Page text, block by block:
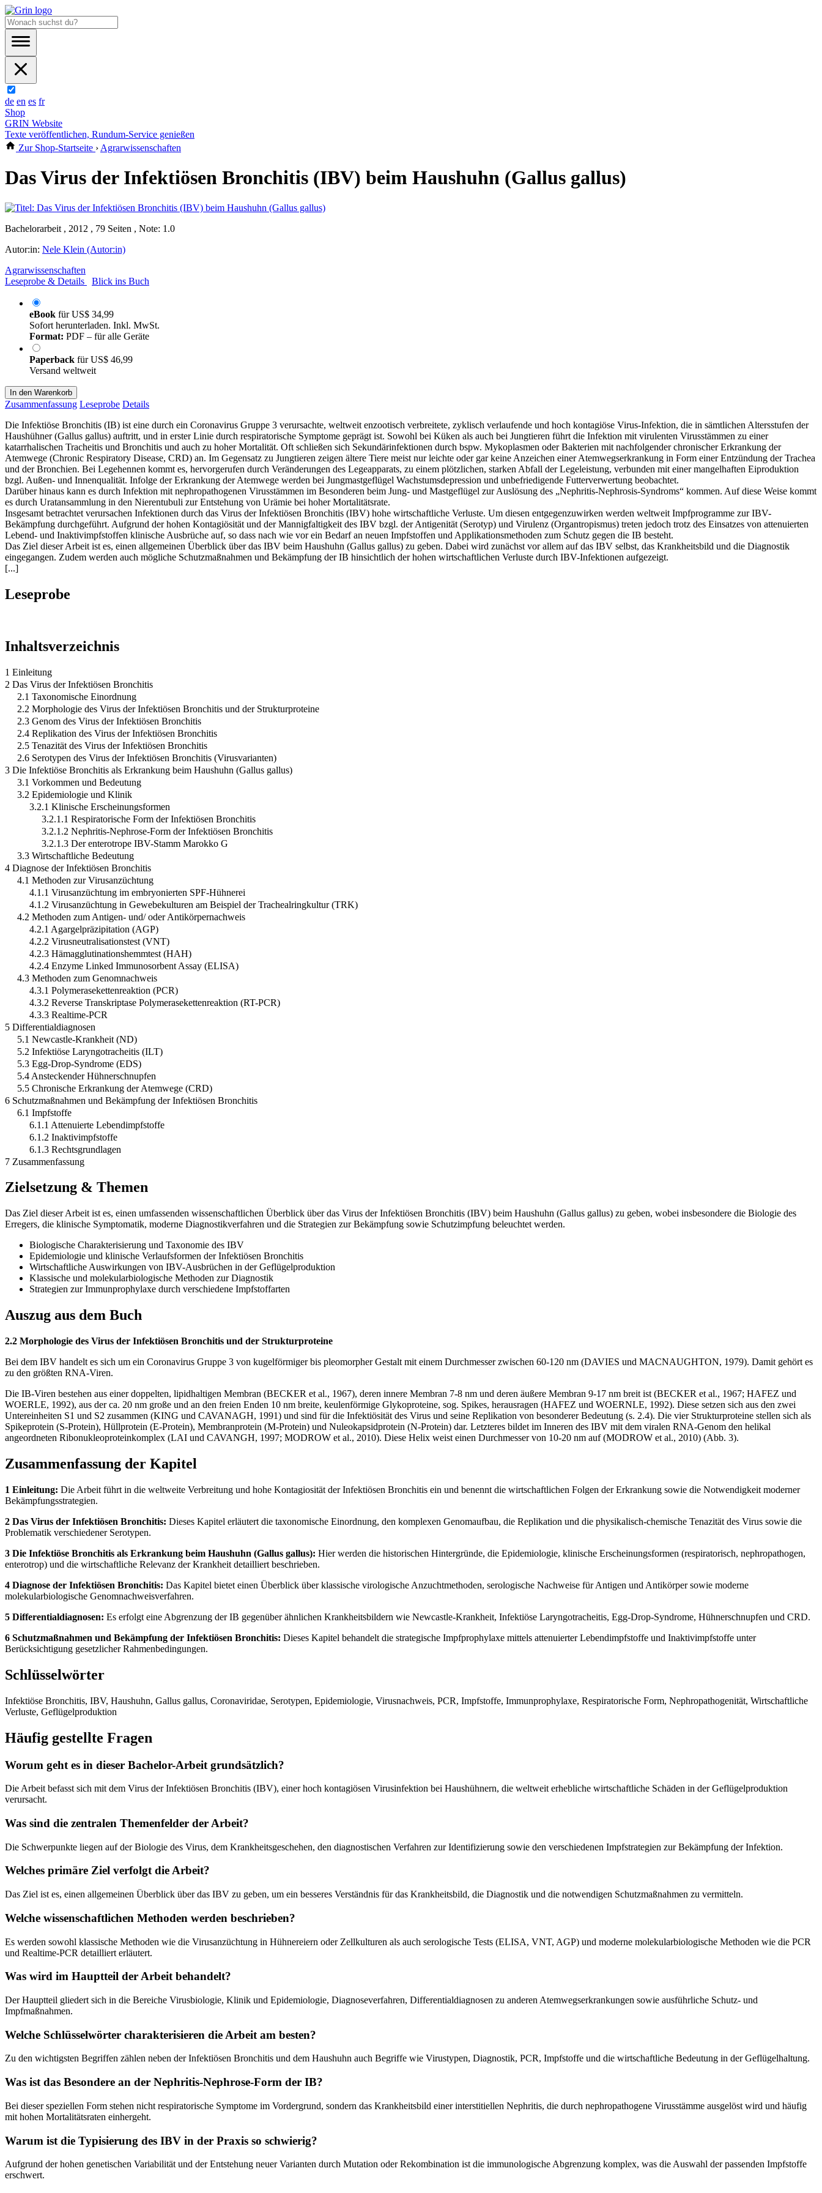
de en es fr
Shop
GRIN Website
Texte veröffentlichen, Rundum-Service genießen
Zur Shop-Startseite › Agrarwissenschaften
Das Virus der Infektiösen Bronchitis (IBV) beim Haushuhn (Gallus gallus)
Bachelorarbeit , 2012 , 79 Seiten , Note: 1.0
Autor:in: Nele Klein (Autor:in)
Agrarwissenschaften
Leseprobe & Details
Blick ins Buch
eBook fürUS$ 34,99
Sofort herunterladen. Inkl. MwSt.
Format: PDF – für alle Geräte
Paperback fürUS$ 46,99
Versand weltweit
In den Warenkorb
Zusammenfassung Leseprobe Details
Die Infektiöse Bronchitis (IB) ist eine durch ein Coronavirus Gruppe 3 verursachte, weltweit enzootisch verbreitete, zyklisch verlaufende und hoch kontagiöse Virus-Infektion, die in sämtlichen Altersstufen der
Haushühner (Gallus gallus) auftritt, und in erster Linie durch respiratorische Symptome geprägt ist. Sowohl bei Küken als auch bei Jungtieren führt die Infektion mit virulenten Virusstämmen zu einer
katarrhalischen Tracheitis und Bronchitis und auch zu hoher Mortalität. Oft schließen sich Sekundärinfektionen durch bspw. Mykoplasmen oder Bakterien mit nachfolgender chronischer Erkrankung der
Atemwege (Chronic Respiratory Disease, CRD) an. Im Gegensatz zu Jungtieren zeigen ältere Tiere meist nur leichte oder gar keine Anzeichen einer Atemwegserkrankung in Form einer Entzündung der Trachea
und der Bronchien. Bei Legehennen kommt es, hervorgerufen durch Veränderungen des Legeapparats, zu einem plötzlichen, starken Abfall der Legeleistung, verbunden mit einer mangelhaften Eiproduktion
bzgl. Außen- und Innenqualität. Infolge der Erkrankung der Atemwege werden bei Jungmastgeflügel Wachstumsdepression und unbefriedigende Futterverwertung beobachtet.
Darüber hinaus kann es durch Infektion mit nephropathogenen Virusstämmen im Besonderen beim Jung- und Mastgeflügel zur Auslösung des „Nephritis-Nephrosis-Syndroms“ kommen. Auf diese Weise kommt
es durch Uratansammlung in den Nierentubuli zur Entstehung von Urämie bei hoher Mortalitätsrate.
Insgesamt betrachtet verursachen Infektionen durch das Virus der Infektiösen Bronchitis (IBV) hohe wirtschaftliche Verluste. Um diesen entgegenzuwirken werden weltweit Impfprogramme zur IBV-
Bekämpfung durchgeführt. Aufgrund der hohen Kontagiösität und der Mannigfaltigkeit des IBV bzgl. der Antigenität (Serotyp) und Virulenz (Organtropismus) treten jedoch trotz des Einsatzes von attenuierten
Lebend- und Inaktivimpfstoffen klinische Ausbrüche auf, so dass nach wie vor ein Bedarf an neuen Impfstoffen und Applikationsmethoden zum Schutz gegen die IB besteht.
Das Ziel dieser Arbeit ist es, einen allgemeinen Überblick über das IBV beim Haushuhn (Gallus gallus) zu geben. Dabei wird zunächst vor allem auf das IBV selbst, das Krankheitsbild und die Diagnostik
eingegangen. Zudem werden auch mögliche Schutzmaßnahmen und Bekämpfung der IB hinsichtlich der hohen wirtschaftlichen Verluste durch IBV-Infektionen aufgezeigt.
[...]
Leseprobe
Inhaltsverzeichnis
1 Einleitung
2 Das Virus der Infektiösen Bronchitis
2.1 Taxonomische Einordnung
2.2 Morphologie des Virus der Infektiösen Bronchitis und der Strukturproteine
2.3 Genom des Virus der Infektiösen Bronchitis
2.4 Replikation des Virus der Infektiösen Bronchitis
2.5 Tenazität des Virus der Infektiösen Bronchitis
2.6 Serotypen des Virus der Infektiösen Bronchitis (Virusvarianten)
3 Die Infektiöse Bronchitis als Erkrankung beim Haushuhn (Gallus gallus)
3.1 Vorkommen und Bedeutung
3.2 Epidemiologie und Klinik
3.2.1 Klinische Erscheinungsformen
3.2.1.1 Respiratorische Form der Infektiösen Bronchitis
3.2.1.2 Nephritis-Nephrose-Form der Infektiösen Bronchitis
3.2.1.3 Der enterotrope IBV-Stamm Marokko G
3.3 Wirtschaftliche Bedeutung
4 Diagnose der Infektiösen Bronchitis
4.1 Methoden zur Virusanzüchtung
4.1.1 Virusanzüchtung im embryonierten SPF-Hühnerei
4.1.2 Virusanzüchtung in Gewebekulturen am Beispiel der Trachealringkultur (TRK)
4.2 Methoden zum Antigen- und/ oder Antikörpernachweis
4.2.1 Agargelpräzipitation (AGP)
4.2.2 Virusneutralisationstest (VNT)
4.2.3 Hämagglutinationshemmtest (HAH)
4.2.4 Enzyme Linked Immunosorbent Assay (ELISA)
4.3 Methoden zum Genomnachweis
4.3.1 Polymerasekettenreaktion (PCR)
4.3.2 Reverse Transkriptase Polymerasekettenreaktion (RT-PCR)
4.3.3 Realtime-PCR
5 Differentialdiagnosen
5.1 Newcastle-Krankheit (ND)
5.2 Infektiöse Laryngotracheitis (ILT)
5.3 Egg-Drop-Syndrome (EDS)
5.4 Ansteckender Hühnerschnupfen
5.5 Chronische Erkrankung der Atemwege (CRD)
6 Schutzmaßnahmen und Bekämpfung der Infektiösen Bronchitis
6.1 Impfstoffe
6.1.1 Attenuierte Lebendimpfstoffe
6.1.2 Inaktivimpfstoffe
6.1.3 Rechtsgrundlagen
7 Zusammenfassung
Zielsetzung & Themen
Das Ziel dieser Arbeit ist es, einen umfassenden wissenschaftlichen Überblick über das Virus der Infektiösen Bronchitis (IBV) beim Haushuhn (Gallus gallus) zu geben, wobei insbesondere die Biologie des
Erregers, die klinische Symptomatik, moderne Diagnostikverfahren und die Strategien zur Bekämpfung sowie Schutzimpfung beleuchtet werden.
Biologische Charakterisierung und Taxonomie des IBV
Epidemiologie und klinische Verlaufsformen der Infektiösen Bronchitis
Wirtschaftliche Auswirkungen von IBV-Ausbrüchen in der Geflügelproduktion
Klassische und molekularbiologische Methoden zur Diagnostik
Strategien zur Immunprophylaxe durch verschiedene Impfstoffarten
Auszug aus dem Buch
2.2 Morphologie des Virus der Infektiösen Bronchitis und der Strukturproteine
Bei dem IBV handelt es sich um ein Coronavirus Gruppe 3 von kugelförmiger bis pleomorpher Gestalt mit einem Durchmesser zwischen 60-120 nm (DAVIES und MACNAUGHTON, 1979). Damit gehört es
zu den größten RNA-Viren.
Die IB-Viren bestehen aus einer doppelten, lipidhaltigen Membran (BECKER et al., 1967), deren innere Membran 7-8 nm und deren äußere Membran 9-17 nm breit ist (BECKER et al., 1967; HAFEZ und
WOERLE, 1992), aus der ca. 20 nm große und an den freien Enden 10 nm breite, keulenförmige Glykoproteine, sog. Spikes, herausragen (HAFEZ und WOERNLE, 1992). Diese setzen sich aus den zwei
Untereinheiten S1 und S2 zusammen (KING und CAVANAGH, 1991) und sind für die Infektiösität des Virus und seine Replikation von besonderer Bedeutung (s. 2.4). Die vier Strukturproteine stellen sich als
Spikeprotein (S-Protein), Hüllprotein (E-Protein), Membranprotein (M-Protein) und Nuleokapsidprotein (N-Protein) dar. Letzteres bildet im Inneren des IBV mit dem viralen RNA-Genom den helikal
angeordneten Ribonukleoproteinkomplex (LAI und CAVANGH, 1997; MODROW et al., 2010). Diese Helix weist einen Durchmesser von 10-20 nm auf (MODROW et al., 2010) (Abb. 3).
Zusammenfassung der Kapitel
1 Einleitung: Die Arbeit führt in die weltweite Verbreitung und hohe Kontagiosität der Infektiösen Bronchitis ein und benennt die wirtschaftlichen Folgen der Erkrankung sowie die Notwendigkeit moderner
Bekämpfungsstrategien.
2 Das Virus der Infektiösen Bronchitis: Dieses Kapitel erläutert die taxonomische Einordnung, den komplexen Genomaufbau, die Replikation und die physikalisch-chemische Tenazität des Virus sowie die
Problematik verschiedener Serotypen.
3 Die Infektiöse Bronchitis als Erkrankung beim Haushuhn (Gallus gallus): Hier werden die historischen Hintergründe, die Epidemiologie, klinische Erscheinungsformen (respiratorisch, nephropathogen,
enterotrop) und die wirtschaftliche Relevanz der Krankheit detailliert beschrieben.
4 Diagnose der Infektiösen Bronchitis: Das Kapitel bietet einen Überblick über klassische virologische Anzuchtmethoden, serologische Nachweise für Antigen und Antikörper sowie moderne
molekularbiologische Genomnachweisverfahren.
5 Differentialdiagnosen: Es erfolgt eine Abgrenzung der IB gegenüber ähnlichen Krankheitsbildern wie Newcastle-Krankheit, Infektiöse Laryngotracheitis, Egg-Drop-Syndrome, Hühnerschnupfen und CRD.
6 Schutzmaßnahmen und Bekämpfung der Infektiösen Bronchitis: Dieses Kapitel behandelt die strategische Impfprophylaxe mittels attenuierter Lebendimpfstoffe und Inaktivimpfstoffe unter
Berücksichtigung gesetzlicher Rahmenbedingungen.
Schlüsselwörter
Infektiöse Bronchitis, IBV, Haushuhn, Gallus gallus, Coronaviridae, Serotypen, Epidemiologie, Virusnachweis, PCR, Impfstoffe, Immunprophylaxe, Respiratorische Form, Nephropathogenität, Wirtschaftliche
Verluste, Geflügelproduktion
Häufig gestellte Fragen
Worum geht es in dieser Bachelor-Arbeit grundsätzlich?
Die Arbeit befasst sich mit dem Virus der Infektiösen Bronchitis (IBV), einer hoch kontagiösen Virusinfektion bei Haushühnern, die weltweit erhebliche wirtschaftliche Schäden in der Geflügelproduktion
verursacht.
Was sind die zentralen Themenfelder der Arbeit?
Die Schwerpunkte liegen auf der Biologie des Virus, dem Krankheitsgeschehen, den diagnostischen Verfahren zur Identifizierung sowie den verschiedenen Impfstrategien zur Bekämpfung der Infektion.
Welches primäre Ziel verfolgt die Arbeit?
Das Ziel ist es, einen allgemeinen Überblick über das IBV zu geben, um ein besseres Verständnis für das Krankheitsbild, die Diagnostik und die notwendigen Schutzmaßnahmen zu vermitteln.
Welche wissenschaftlichen Methoden werden beschrieben?
Es werden sowohl klassische Methoden wie die Virusanzüchtung in Hühnereiern oder Zellkulturen als auch serologische Tests (ELISA, VNT, AGP) und moderne molekularbiologische Methoden wie die PCR
und Realtime-PCR detailliert erläutert.
Was wird im Hauptteil der Arbeit behandelt?
Der Hauptteil gliedert sich in die Bereiche Virusbiologie, Klinik und Epidemiologie, Diagnoseverfahren, Differentialdiagnosen zu anderen Atemwegserkrankungen sowie ausführliche Schutz- und
Impfmaßnahmen.
Welche Schlüsselwörter charakterisieren die Arbeit am besten?
Zu den wichtigsten Begriffen zählen neben der Infektiösen Bronchitis und dem Haushuhn auch Begriffe wie Virustypen, Diagnostik, PCR, Impfstoffe und die wirtschaftliche Bedeutung in der Geflügelhaltung.
Was ist das Besondere an der Nephritis-Nephrose-Form der IB?
Bei dieser speziellen Form stehen nicht respiratorische Symptome im Vordergrund, sondern das Krankheitsbild einer interstitiellen Nephritis, die durch nephropathogene Virusstämme ausgelöst wird und häufig
mit hohen Mortalitätsraten einhergeht.
Warum ist die Typisierung des IBV in der Praxis so schwierig?
Aufgrund der hohen genetischen Variabilität und der Entstehung neuer Varianten durch Mutation oder Rekombination ist die immunologische Abgrenzung komplex, was die Auswahl der passenden Impfstoffe
erschwert.